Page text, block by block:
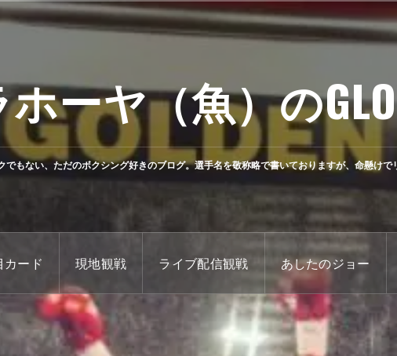
ーヤ（魚）の
でもない、ただのボクシング好きのブログ。選手名を敬称略で書いておりますが、命懸けで
カード 現地観戦 ライブ配信観戦 あしたのジョー